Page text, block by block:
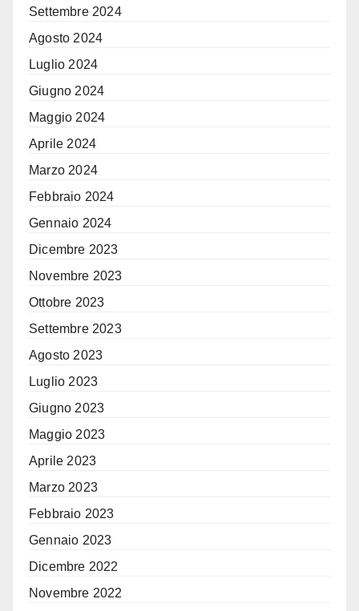
Settembre 2024
Agosto 2024
Luglio 2024
Giugno 2024
Maggio 2024
Aprile 2024
Marzo 2024
Febbraio 2024
Gennaio 2024
Dicembre 2023
Novembre 2023
Ottobre 2023
Settembre 2023
Agosto 2023
Luglio 2023
Giugno 2023
Maggio 2023
Aprile 2023
Marzo 2023
Febbraio 2023
Gennaio 2023
Dicembre 2022
Novembre 2022